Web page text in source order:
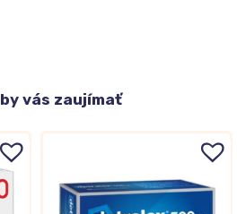
by vás zaujímať